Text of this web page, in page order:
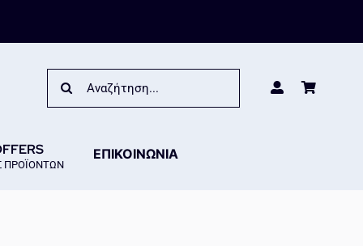
Search
ΠΡΟΪΟΝΤΩΝ
ΕΠΙΚΟΙΝΩΝΙΑ